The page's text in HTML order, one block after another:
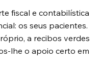
fiscal e contabilística
os seus pacientes.
a recibos verdes
lhe o apoio certo em